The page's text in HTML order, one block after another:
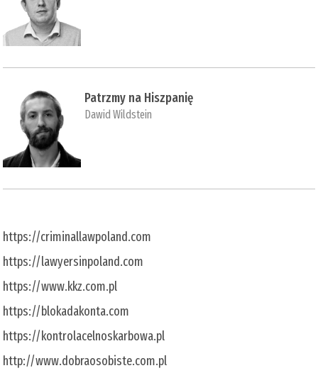
Patrzmy na Hiszpanię
Dawid Wildstein
https://criminallawpoland.com
https://lawyersinpoland.com
https://www.kkz.com.pl
https://blokadakonta.com
https://kontrolacelnoskarbowa.pl
http://www.dobraosobiste.com.pl